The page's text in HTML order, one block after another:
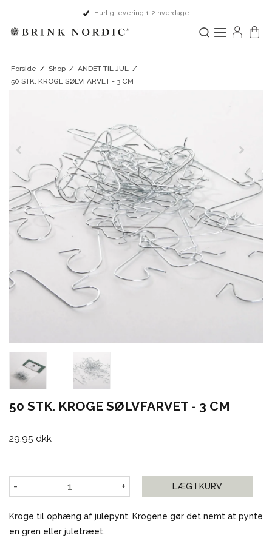
Hurtig levering 1-2 hverdage
Forside / Shop / ANDET TIL JUL /
50 STK. KROGE SØLVFARVET - 3 CM
50 STK. KROGE SØLVFARVET - 3 CM
29,95 dkk
- + LÆG I KURV
Kroge til ophæng af julepynt. Krogene gør det nemt at pynte
en gren eller juletræet.